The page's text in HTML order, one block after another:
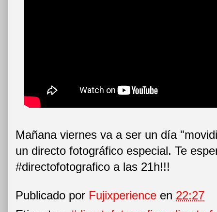
Mañana viernes va a ser un día
un directo fotográfico especial. Te
#directofotografico a las 21h!!!
Publicado por Fujixperience en 22:27